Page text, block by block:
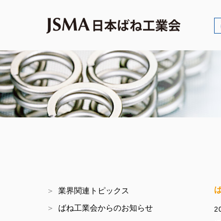
業界関連トピックス
ばね工業会からのお知らせ